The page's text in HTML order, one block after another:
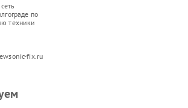
по
техники
fix.ru